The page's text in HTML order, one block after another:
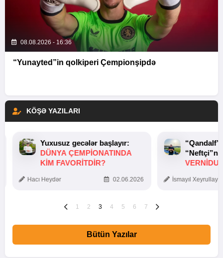
08.08.2026 - 16:36
“Yunayted”in qolkiperi Çempionşipdə
KÖŞƏ YAZILARI
Yuxusuz gecələr başlayır:
DÜNYA ÇEMPIONATINDA
KIM FAVORITDIR?
Hacı Heydər 02.06.2026 İsmayıl
1 2 3 4 5 6 7
Bütün Yazılar